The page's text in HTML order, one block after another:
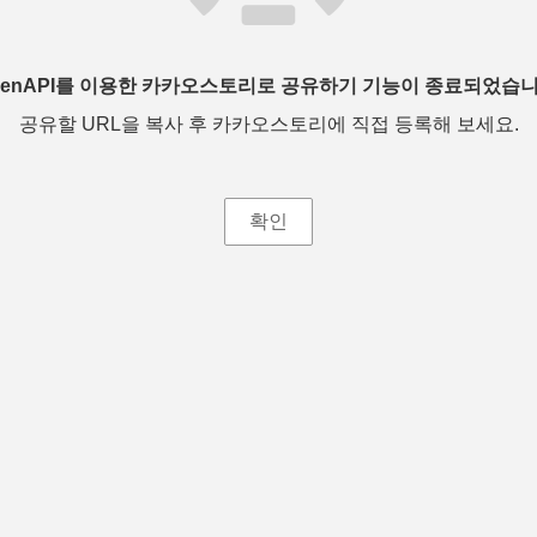
를 이용한 카카오스토리로 공유하기 기능이 종료되었습
공유할 URL을 복사 후 카카오스토리에 직접 등록해 보세요.
확인